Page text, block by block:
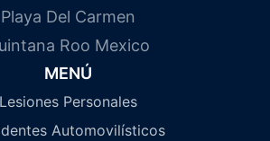
Playa Del Carmen
Roo Mexico
MENÚ
Lesiones Personales
Automovilísticos